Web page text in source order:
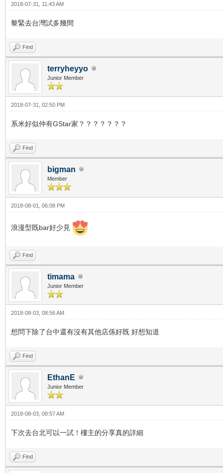
2018-07-31, 11:43 AM
黎緊去台灣試多幾間
Find
terryheyyo
Junior Member
2018-07-31, 02:50 PM
系米好似仲有GStar家？？？？？？？
Find
bigman
Member
2018-08-01, 06:08 PM
浪漫型既bar好少見
Find
timama
Junior Member
2018-08-03, 08:56 AM
想問下除了台中還有沒有其他店係好既 好想知道
Find
EthanE
Junior Member
2018-08-03, 08:57 AM
下次去台北可以一試！樓主的分享真的詳細
Find